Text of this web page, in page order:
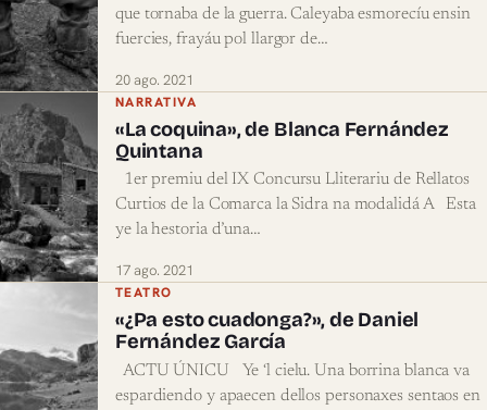
que tornaba de la guerra. Caleyaba esmorecíu ensin
fuercies, frayáu pol llargor de…
20 ago. 2021
NARRATIVA
«La coquina», de Blanca Fernández
Quintana
1er premiu del IX Concursu Lliterariu de Rellatos
Curtios de la Comarca la Sidra na modalidá A Esta
ye la hestoria d’una…
17 ago. 2021
TEATRO
«¿Pa esto cuadonga?», de Daniel
Fernández García
ACTU ÚNICU Ye ‘l cielu. Una borrina blanca va
espardiendo y apaecen dellos personaxes sentaos en